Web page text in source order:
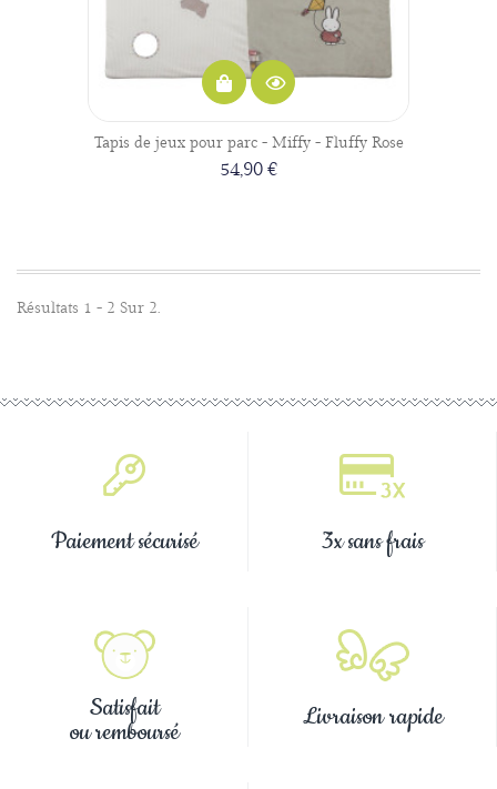
Tapis de jeux pour parc - Miffy - Fluffy Rose
54,90 €
Résultats 1 - 2 Sur 2.
Paiement sécurisé 3x sans frais
Satisfait
ou remboursé Livraison rapide